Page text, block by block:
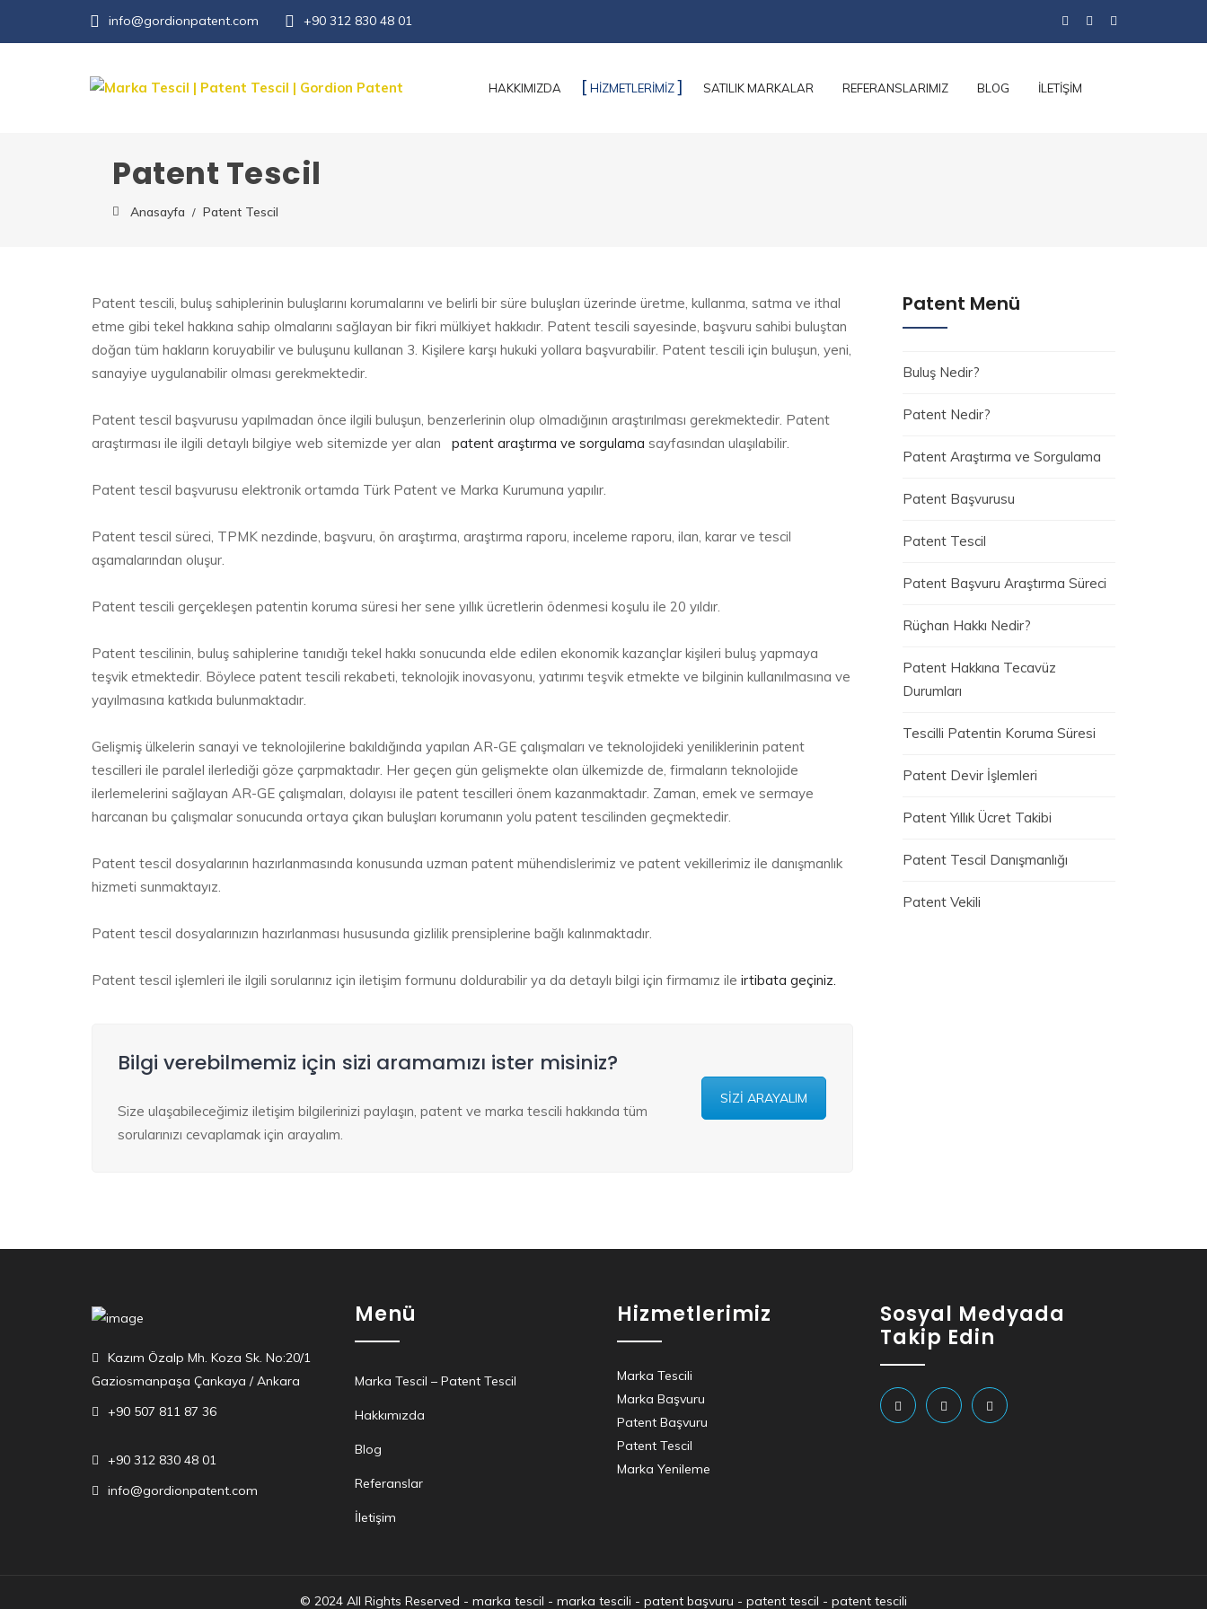
info@gordionpatent.com +90 312 830 48 01
HAKKIMIZDA HİZMETLERİMİZ SATILIK MARKALAR REFERANSLARIMIZ BLOG İLETİŞİM
Patent Tescil
Anasayfa Patent Tescil
Patent tescili, buluş sahiplerinin buluşlarını korumalarını ve belirli bir süre buluşları üzerinde üretme, kullanma, satma ve ithal
etme gibi tekel hakkına sahip olmalarını sağlayan bir fikri mülkiyet hakkıdır. Patent tescili sayesinde, başvuru sahibi buluştan
doğan tüm hakların koruyabilir ve buluşunu kullanan 3. Kişilere karşı hukuki yollara başvurabilir. Patent tescili için buluşun, yeni,
sanayiye uygulanabilir olması gerekmektedir.
Patent tescil başvurusu yapılmadan önce ilgili buluşun, benzerlerinin olup olmadığının araştırılması gerekmektedir. Patent
araştırması ile ilgili detaylı bilgiye web sitemizde yer alan patent araştırma ve sorgulama sayfasından ulaşılabilir.
Patent tescil başvurusu elektronik ortamda Türk Patent ve Marka Kurumuna yapılır.
Patent tescil süreci, TPMK nezdinde, başvuru, ön araştırma, araştırma raporu, inceleme raporu, ilan, karar ve tescil
aşamalarından oluşur.
Patent tescili gerçekleşen patentin koruma süresi her sene yıllık ücretlerin ödenmesi koşulu ile 20 yıldır.
Patent tescilinin, buluş sahiplerine tanıdığı tekel hakkı sonucunda elde edilen ekonomik kazançlar kişileri buluş yapmaya
teşvik etmektedir. Böylece patent tescili rekabeti, teknolojik inovasyonu, yatırımı teşvik etmekte ve bilginin kullanılmasına ve
yayılmasına katkıda bulunmaktadır.
Gelişmiş ülkelerin sanayi ve teknolojilerine bakıldığında yapılan AR-GE çalışmaları ve teknolojideki yeniliklerinin patent
tescilleri ile paralel ilerlediği göze çarpmaktadır. Her geçen gün gelişmekte olan ülkemizde de, firmaların teknolojide
ilerlemelerini sağlayan AR-GE çalışmaları, dolayısı ile patent tescilleri önem kazanmaktadır. Zaman, emek ve sermaye
harcanan bu çalışmalar sonucunda ortaya çıkan buluşları korumanın yolu patent tescilinden geçmektedir.
Patent tescil dosyalarının hazırlanmasında konusunda uzman patent mühendislerimiz ve patent vekillerimiz ile danışmanlık
hizmeti sunmaktayız.
Patent tescil dosyalarınızın hazırlanması hususunda gizlilik prensiplerine bağlı kalınmaktadır.
Patent tescil işlemleri ile ilgili sorularınız için iletişim formunu doldurabilir ya da detaylı bilgi için firmamız ile irtibata geçiniz.
Bilgi verebilmemiz için sizi aramamızı ister misiniz?
Size ulaşabileceğimiz iletişim bilgilerinizi paylaşın, patent ve marka tescili hakkında tüm
sorularınızı cevaplamak için arayalım.
SİZİ ARAYALIM
Patent Menü
Buluş Nedir?
Patent Nedir?
Patent Araştırma ve Sorgulama
Patent Başvurusu
Patent Tescil
Patent Başvuru Araştırma Süreci
Rüçhan Hakkı Nedir?
Patent Hakkına Tecavüz
Durumları
Tescilli Patentin Koruma Süresi
Patent Devir İşlemleri
Patent Yıllık Ücret Takibi
Patent Tescil Danışmanlığı
Patent Vekili
Kazım Özalp Mh. Koza Sk. No:20/1
Gaziosmanpaşa Çankaya / Ankara
+90 507 811 87 36
+90 312 830 48 01
info@gordionpatent.com
Menü
Marka Tescil – Patent Tescil
Hakkımızda
Blog
Referanslar
İletişim
Hizmetlerimiz
Marka Tescili
Marka Başvuru
Patent Başvuru
Patent Tescil
Marka Yenileme
Sosyal Medyada
Takip Edin
© 2024 All Rights Reserved - marka tescil - marka tescili - patent başvuru - patent tescil - patent tescili